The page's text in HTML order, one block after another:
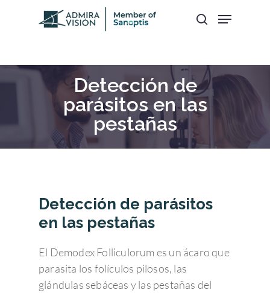
Hit enter to search or ESC to close
Detección de
parásitos en las
pestañas
Detección de parásitos
en las pestañas
El Demodex Folliculorum es un ácaro que
parasita los folículos pilosos, las
glándulas sebáceas y las pestañas del